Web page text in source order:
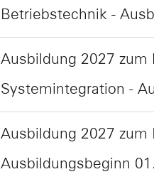
Betriebstechnik -
Ausbildung 2027
Systemintegration -
Ausbildung 2027
Ausbildungsbeginn